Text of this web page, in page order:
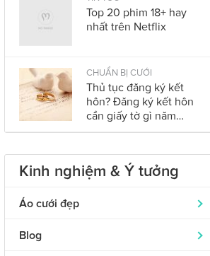
Top 20 phim 18+ hay
nhất trên Netflix
CHUẨN BỊ CƯỚI
Thủ tục đăng ký kết
hôn? Đăng ký kết hôn
cần giấy tờ gì năm
2023?
Kinh nghiệm & Ý tưởng
Áo cưới đẹp
Áo dài cưới
319
Blog